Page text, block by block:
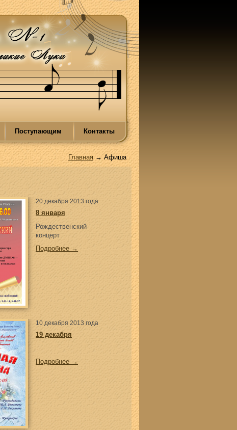
Поступающим Контакты
Главная → Афиша
20 декабря 2013 года
8 января
Рождественский
концерт
Подробнее →
10 декабря 2013 года
19 декабря
Подробнее →